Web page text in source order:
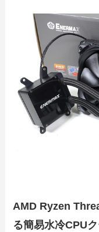
AMD Ryzen
る簡易水冷CPU